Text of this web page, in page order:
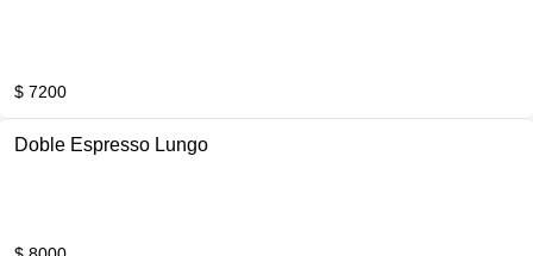
$ 7200
Doble Espresso Lungo